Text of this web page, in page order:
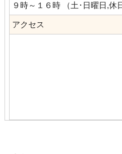
９時～１６時 （土･日曜日,休
アクセス